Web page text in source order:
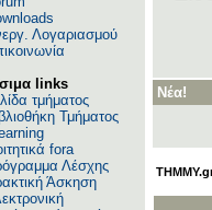
Λογαριασμού
links
τμήματος
Τμήματος
fora
Λέσχης
Άσκηση
Νέα!